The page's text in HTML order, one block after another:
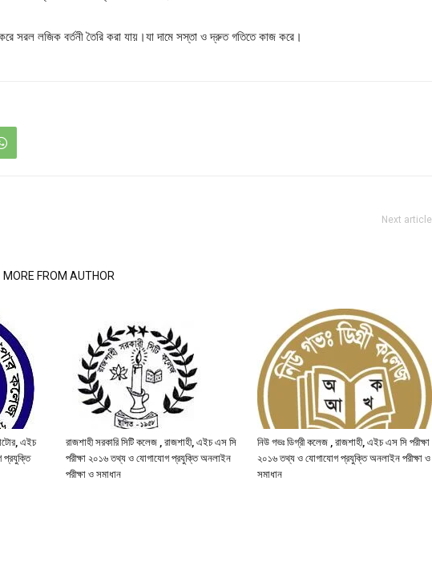
সরল লজিক বর্তনী তৈরি করা যায়।যা দামে সস্তা ও দ্রুত গতিতে কাজ করে।
Next article
MORE FROM AUTHOR
এইচ
প্রযুক্তি
রাজশাহী সরকারি সিটি কলেজ , রাজশাহী, এইচ এস সি
পরীক্ষা ২০১৬ তথ্য ও যোগাযোগ প্রযুক্তি অনলাইন
পরীক্ষা ও সমাধান
নিউ গভঃ ডিগ্রী কলেজ , রাজশাহী, এইচ এস সি পরীক্ষা
২০১৬ তথ্য ও যোগাযোগ প্রযুক্তি অনলাইন পরীক্ষা ও
সমাধান